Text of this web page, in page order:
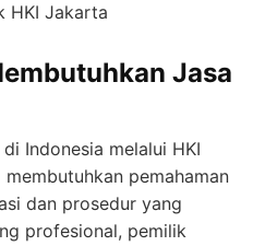
HKI Jakarta
Jasa
di Indonesia melalui HKI
pemahaman
dan prosedur yang
profesional, pemilik